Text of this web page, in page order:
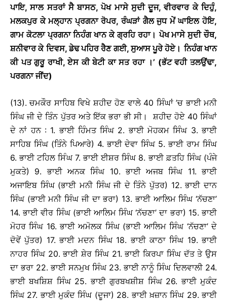
ਪਾਇ, ਸਾਲ ਸਤਰਾਂ ਸੈ ਬਾਸਠ, ਪੋਖ ਮਾਸੇ ਸੁਦੀ ਦੂਜ, ਵੀਰਵਾਰ ਕੇ ਦਿਹੁੰ,
ਮਲਕਪੁਰ ਕੇ ਮਲ੍ਹਾਨ ਪ੍ਰਗਨਾ ਰੋਪਰ, ਰੰਘੜਾਂ ਗੈਲ ਜੁਧ ਮੇਂ ਘਾਇਲ ਹੋਇ,
ਗਾਮ ਕੋਟਲਾ ਪ੍ਰਗਨਾ ਨਿਹੰਗ ਖਾਨ ਕੇ ਗ੍ਰਹਿ ਰਹਾ। ਪੋਖ ਮਾਸੇ ਸੁਦੀ ਚੌਥ,
ਸ਼ਨੀਵਾਰ ਕੇ ਦਿਵਸ, ਡੇਢ ਪਹਿਰ ਰੈਣ ਗਈ, ਸੁਆਸ ਪੂਰੇ ਹੋਏ। ਨਿਹੰਗ ਖਾਨ
ਕੀ ਪਤ ਗੁਰੂ ਰਾਖੀ, ਏਸ ਕੀ ਬੇਟੀ ਕਾ ਸਤ ਰਹਾ ।’ (ਭੱਟ ਵਹੀ ਤਲਉਂਢਾ,
ਪਰਗਨਾ ਜੀਂਦ)
(13). ਚਮਕੌਰ ਸਾਹਿਬ ਵਿਖੇ ਸ਼ਹੀਦ ਹੋਣ ਵਾਲੇ 40 ਸਿੰਘਾਂ ’ਚ ਭਾਈ ਮਨੀ
ਸਿੰਘ ਜੀ ਦੇ ਤਿੰਨ ਪੁੱਤਰ ਅਤੇ ਇੱਕ ਭਰਾ ਭੀ ਸੀ। ਸ਼ਹੀਦ ਹੋਏ 40 ਸਿੰਘਾਂ
ਦੇ ਨਾਂ ਹਨ : 1. ਭਾਈ ਹਿੰਮਤ ਸਿੰਘ 2. ਭਾਈ ਮੋਹਕਮ ਸਿੰਘ 3. ਭਾਈ
ਸਾਹਿਬ ਸਿੰਘ (ਤਿੰਨੇ ਪਿਆਰੇ) 4. ਭਾਈ ਦੇਵਾ ਸਿੰਘ 5. ਭਾਈ ਰਾਮ ਸਿੰਘ
6. ਭਾਈ ਟਹਿਲ ਸਿੰਘ 7. ਭਾਈ ਈਸ਼ਰ ਸਿੰਘ 8. ਭਾਈ ਫ਼ਤਹਿ ਸਿੰਘ (ਪੰਜੇ
ਮੁਕਤੇ) 9. ਭਾਈ ਅਨਕ ਸਿੰਘ 10. ਭਾਈ ਅਜਬ ਸਿੰਘ 11. ਭਾਈ
ਅਜਾਇਬ ਸਿੰਘ (ਭਾਈ ਮਨੀ ਸਿੰਘ ਜੀ ਦੇ ਤਿੰਨੇ ਪੁੱਤਰ) 12. ਭਾਈ ਦਾਨ
ਸਿੰਘ (ਭਾਈ ਮਨੀ ਸਿੰਘ ਜੀ ਦਾ ਭਰਾ) 13. ਭਾਈ ਆਲਿਮ ਸਿੰਘ ‘ਨੱਚਣਾ’
14. ਭਾਈ ਵੀਰ ਸਿੰਘ (ਭਾਈ ਆਲਿਮ ਸਿੰਘ ‘ਨੱਚਣਾ’ ਦਾ ਭਰਾ) 15. ਭਾਈ
ਮੋਹਰ ਸਿੰਘ 16. ਭਾਈ ਅਮੋਲਕ ਸਿੰਘ (ਭਾਈ ਆਲਿਮ ਸਿੰਘ ‘ਨੱਚਣਾ’ ਦੇ
ਦੋਵੇਂ ਪੁੱਤਰ) 17. ਭਾਈ ਮਦਨ ਸਿੰਘ 18. ਭਾਈ ਕਾਠਾ ਸਿੰਘ 19. ਭਾਈ
ਨਾਹਰ ਸਿੰਘ 20. ਭਾਈ ਸ਼ੇਰ ਸਿੰਘ 21. ਭਾਈ ਕਿਰਪਾ ਸਿੰਘ ਦੱਤ ਤੇ ਉਸ
ਦਾ ਭਰਾ 22. ਭਾਈ ਸਨਮੁਖ ਸਿੰਘ 23. ਭਾਈ ਨਾਨੂੰ ਸਿੰਘ ਦਿਲਵਾਲੀ 24.
ਭਾਈ ਬਖਸ਼ਿਸ਼ ਸਿੰਘ 25. ਭਾਈ ਗੁਰਬਖਸ਼ੀਸ਼ ਸਿੰਘ 26. ਭਾਈ ਮੁਕੰਦ
ਸਿੰਘ 27. ਭਾਈ ਮੁਕੰਦ ਸਿੰਘ (ਦੂਜਾ) 28. ਭਾਈ ਖ਼ਜ਼ਾਨ ਸਿੰਘ 29. ਭਾਈ